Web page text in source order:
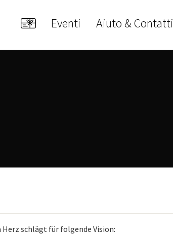
Eventi Aiuto & Contatti
schlägt für folgende Vision: